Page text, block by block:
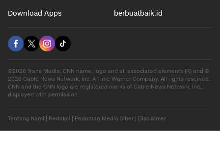
Download Apps berbuatbaik.id
©2026 Trans Media, CNN name, logo and all associated elements (R) and ©
2026 Cable News Network, Inc. A Time Warner Company. All rights reserved.
CNN and the CNN logo are registered marks of Cable News Network, Inc.,
displayed with permission.
Tentang Kami Redaksi Pedoman Media Siber Disclaimer